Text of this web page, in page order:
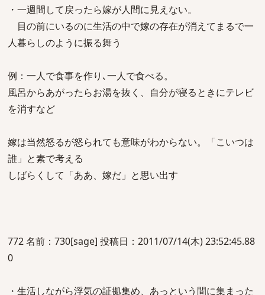
・一週間して戻ったら嫁が人間に見えない。
目の前にいるのに生活の中で嫁の存在が消えてまるで一
人暮らしのように振る舞う
例：一人で食事を作り､一人で食べる。
風呂からあがったらお湯を抜く、自分が寝るときにテレビ
を消すなど
嫁は当然怒るが怒られても意味がわからない。「こいつは
誰」と素で考える
しばらくして「ああ、嫁だ」と思い出す
772 名前：730[sage] 投稿日：2011/07/14(木) 23:52:45.88
0
・生活しながら浮気の証拠集め、あっという間に集まった